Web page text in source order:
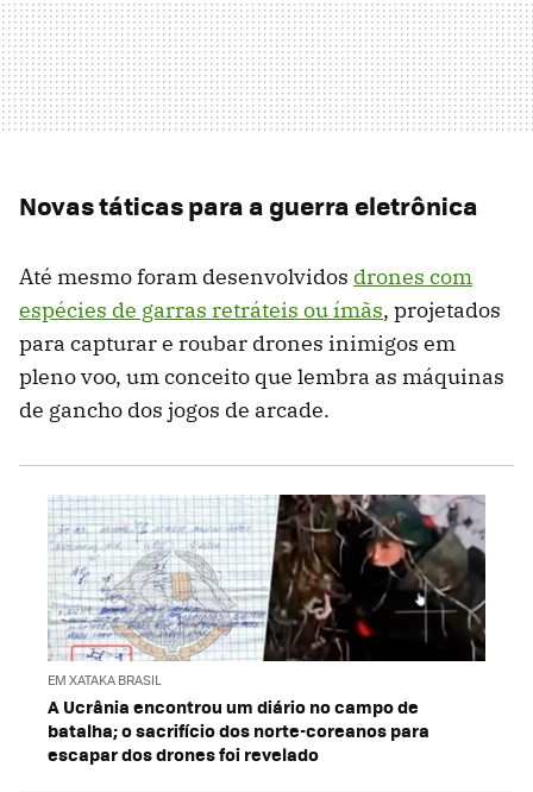
Novas táticas para a guerra eletrônica
Até mesmo foram desenvolvidos drones com
espécies de garras retráteis ou ímãs, projetados
para capturar e roubar drones inimigos em
pleno voo, um conceito que lembra as máquinas
de gancho dos jogos de arcade.
EM XATAKA BRASIL
A Ucrânia encontrou um diário no campo de
batalha; o sacrifício dos norte-coreanos para
escapar dos drones foi revelado